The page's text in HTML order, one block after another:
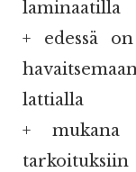
laminaatilla
+ edessä
lattialla
+
tarkoituksiin